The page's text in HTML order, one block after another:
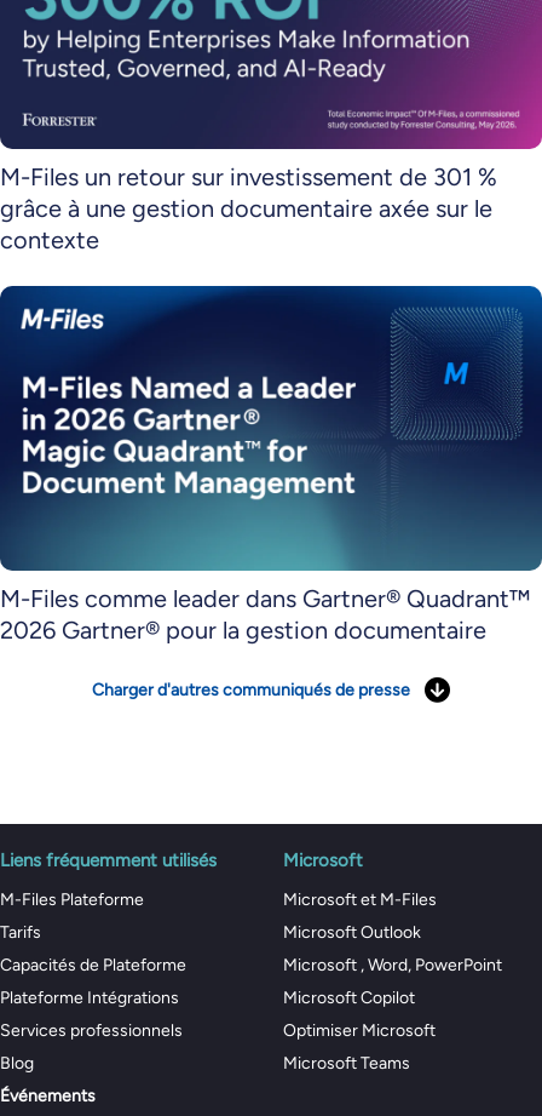
M-Files un retour sur investissement de 301 %
grâce à une gestion documentaire axée sur le
contexte
M-Files comme leader dans Gartner® Quadrant™
2026 Gartner® pour la gestion documentaire
Charger d'autres communiqués de presse
Liens fréquemment utilisés
M-Files Plateforme
Tarifs
Capacités de Plateforme
Plateforme Intégrations
Services professionnels
Blog
Événements
Microsoft
Microsoft et M-Files
Microsoft Outlook
Microsoft , Word, PowerPoint
Microsoft Copilot
Optimiser Microsoft
Microsoft Teams